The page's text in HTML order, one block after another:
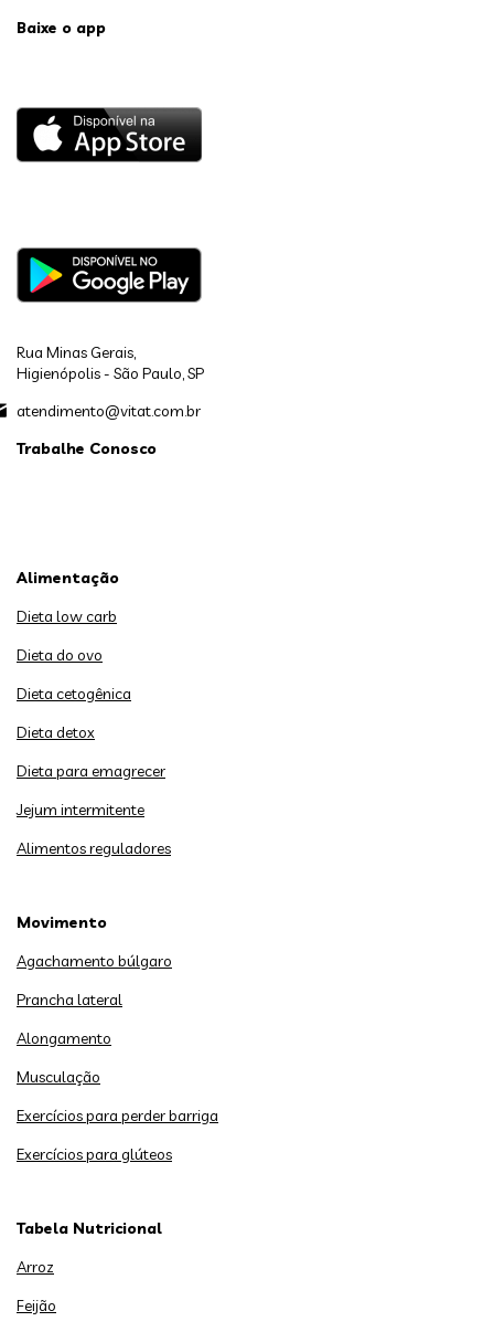
Baixe o app
Rua Minas Gerais,
Higienópolis - São Paulo, SP
atendimento@vitat.com.br
Trabalhe Conosco
Alimentação
Dieta low carb
Dieta do ovo
Dieta cetogênica
Dieta detox
Dieta para emagrecer
Jejum intermitente
Alimentos reguladores
Movimento
Agachamento búlgaro
Prancha lateral
Alongamento
Musculação
Exercícios para perder barriga
Exercícios para glúteos
Tabela Nutricional
Arroz
Feijão